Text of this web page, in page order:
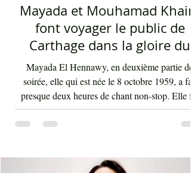
Mayada et Mouhamad Khairy
font voyager le public de
Carthage dans la gloire du
chant et de la musique
Mayada El Hennawy, en deuxième partie de
soirée, elle qui est née le 8 octobre 1959, a fait
meilleurs musiciens du pays qui s'exécutaient
Mohamed Ali Elhaou
1 day ago
2 min read